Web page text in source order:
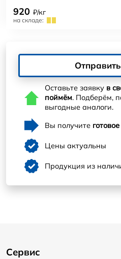
920 ₽/кг
на складе:
Оставьте заявку в
поймём. Подберём,
выгодные аналоги.
Вы получите
Цены актуальны
Продукция из
Сервис